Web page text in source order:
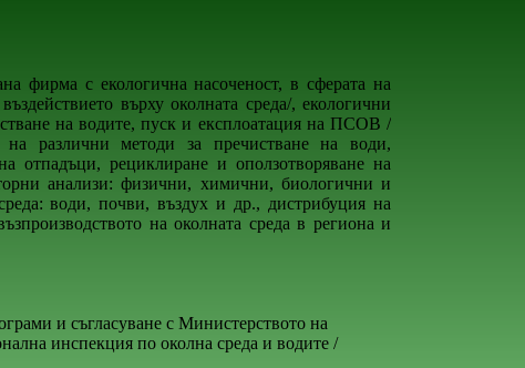
фирма с екологична насоченост, в сферата на
върху околната среда/, екологични
на водите, пуск и експлоатация на ПСОВ /
различни методи за пречистване на води,
отпадъци, рециклиране и оползотворяване на
анализи: физични, химични, биологични и
води, почви, въздух и др., дистрибуция на
на околната среда в региона и
и съгласуване с Министерството на
инспекция по околна среда и водите /